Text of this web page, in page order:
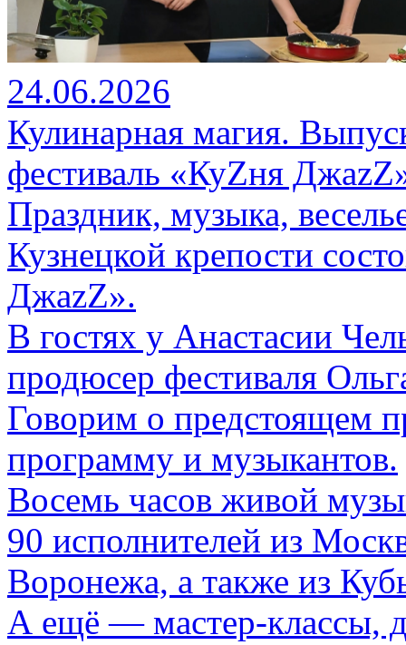
24.06.2026
Кулинарная магия.
фестиваль «КуZня
Праздник, музыка,
Кузнецкой крепости
ДжаzZ».
В гостях у Анастасии
продюсер фестиваля
Говорим о предстоящем
программу и музыкантов.
Восемь часов живой
90 исполнителей из
Воронежа, а также из
А ещё — мастер-классы,